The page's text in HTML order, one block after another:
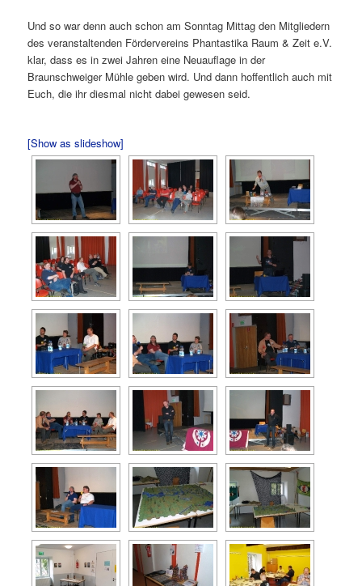
Und so war denn auch schon am Sonntag Mittag den Mitgliedern
des veranstaltenden Fördervereins Phantastika Raum & Zeit e.V.
klar, dass es in zwei Jahren eine Neuauflage in der
Braunschweiger Mühle geben wird. Und dann hoffentlich auch mit
Euch, die ihr diesmal nicht dabei gewesen seid.
[Show as slideshow]